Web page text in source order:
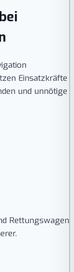
Einsatzkräfte
und unnötige
Rettungswagen